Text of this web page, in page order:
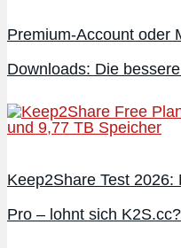
Premium-Account oder
Downloads: Die
Keep2Share Test
Pro – lohnt sich K2S.cc?